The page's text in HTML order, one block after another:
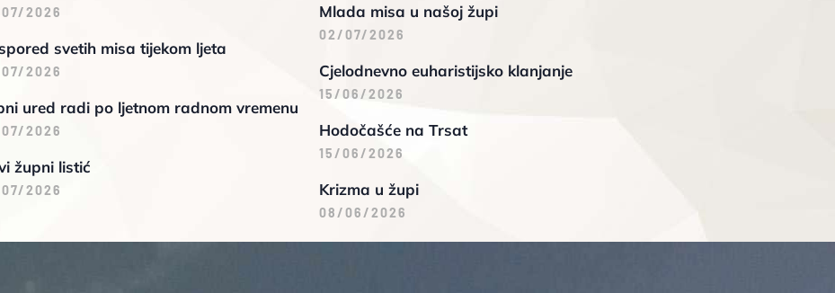
2026
svetih misa tijekom ljeta
2026
ured radi po ljetnom radnom vremenu
2026
župni listić
2026
Mlada misa u našoj župi
02/07/2026
Cjelodnevno euharistijsko klanjanje
15/06/2026
Hodočašće na Trsat
15/06/2026
Krizma u župi
08/06/2026